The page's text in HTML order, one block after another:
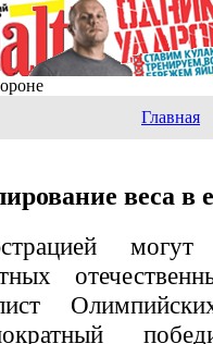
Главная
веса в